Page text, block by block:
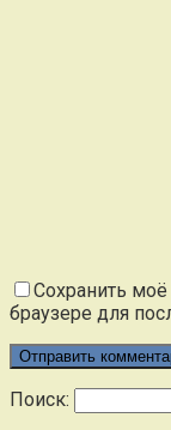
Сохранить
браузере для
Поиск: